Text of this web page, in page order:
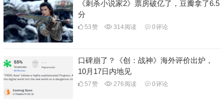
《刺杀小说家2》票房破亿了，豆瓣拿了6.5
分
53赞 314阅读 0评论
口碑崩了？《创：战神》海外评价出炉，
10月17日内地见
57赞 276 阅读 0评论